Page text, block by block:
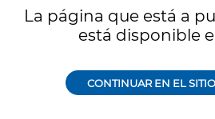
La página que está a
está disponible
CONTINUAR EN EL